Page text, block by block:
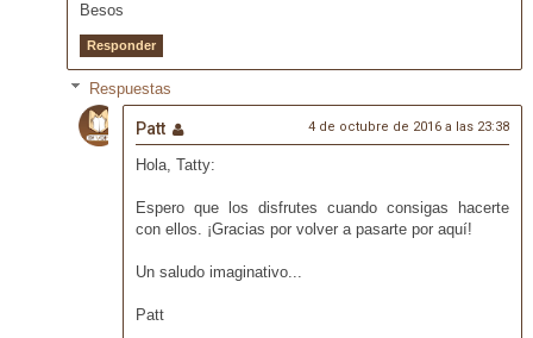
Besos
Responder
Respuestas
Patt 4 de octubre de 2016 a las 23:38
Hola, Tatty:
Espero que los disfrutes cuando consigas hacerte
con ellos. ¡Gracias por volver a pasarte por aquí!
Un saludo imaginativo...
Patt